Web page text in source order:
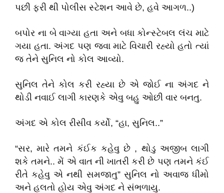
પછી ફરી થી પોલીસ સ્ટેશન આવે છે, હવે આગળ..)
બપોર ના બે વાગ્યા હતા અને બધા કોન્સ્ટેબલ લંચ માટે
ગયા હતા. અંગદ પણ જવા માટે વિચારી રહ્યો હતો ત્યાં
જ તેને સુનિલ નો કોલ આવ્યો.
સુનિલ તેને કોલ કરી રહ્યા છે એ જોઈ ના અંગદ ને
થોડી નવાઈ લાગી કારણકે એવુ બહુ ઓછી વાર બનતુ.
અંગદ એ કોલ રીસીવ કર્યો, “હા, સુનિલ..”
“સર, મારે તમને કંઈક કહેવુ છે , થોડુ અજીબ લાગી
શકે તમને.. મેં એ વાત ની ખાતરી કરી છે પણ તમને કંઈ
રીતે કહેવુ એ નથી સમજાતુ” સુનિલ નો અવાજ ધીમો
અને હલતો હોય એવુ અંગદ ને સંભળાયુ.